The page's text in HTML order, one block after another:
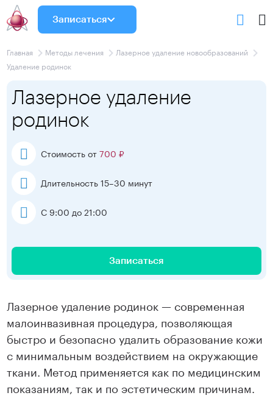
Записаться
Главная Методы лечения
Лазерное удаление новообразований
Удаление родинок
Лазерное удаление
родинок
Стоимость от700 ₽
Длительность 15–30 минут
С 9:00 до 21:00
Записаться
Лазерное удаление родинок — современная
малоинвазивная процедура, позволяющая
быстро и безопасно удалить образование кожи
с минимальным воздействием на окружающие
ткани. Метод применяется как по медицинским
показаниям, так и по эстетическим причинам.